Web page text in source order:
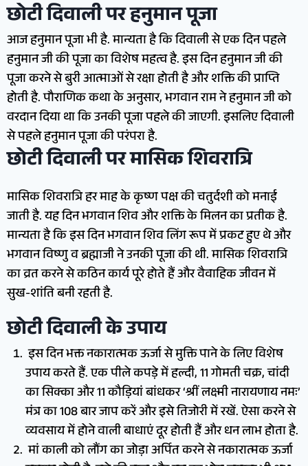
छोटी दिवाली पर हनुमान पूजा
आज हनुमान पूजा भी है. मान्यता है कि दिवाली से एक दिन पहले
हनुमान जी की पूजा का विशेष महत्व है. इस दिन हनुमान जी की
पूजा करने से बुरी आत्माओं से रक्षा होती है और शक्ति की प्राप्ति
होती है. पौराणिक कथा के अनुसार, भगवान राम ने हनुमान जी को
वरदान दिया था कि उनकी पूजा पहले की जाएगी. इसलिए दिवाली
से पहले हनुमान पूजा की परंपरा है.
छोटी दिवाली पर मासिक शिवरात्रि
मासिक शिवरात्रि हर माह के कृष्ण पक्ष की चतुर्दशी को मनाई
जाती है. यह दिन भगवान शिव और शक्ति के मिलन का प्रतीक है.
मान्यता है कि इस दिन भगवान शिव लिंग रूप में प्रकट हुए थे और
भगवान विष्णु व ब्रह्माजी ने उनकी पूजा की थी. मासिक शिवरात्रि
का व्रत करने से कठिन कार्य पूरे होते हैं और वैवाहिक जीवन में
सुख-शांति बनी रहती है.
छोटी दिवाली के उपाय
इस दिन भक्त नकारात्मक ऊर्जा से मुक्ति पाने के लिए विशेष
उपाय करते हैं. एक पीले कपड़े में हल्दी, 11 गोमती चक्र, चांदी
का सिक्का और 11 कौड़ियां बांधकर ‘श्रीं लक्ष्मी नारायणाय नमः’
मंत्र का 108 बार जाप करें और इसे तिजोरी में रखें. ऐसा करने से
व्यवसाय में होने वाली बाधाएं दूर होती हैं और धन लाभ होता है.
मां काली को लौंग का जोड़ा अर्पित करने से नकारात्मक ऊर्जा